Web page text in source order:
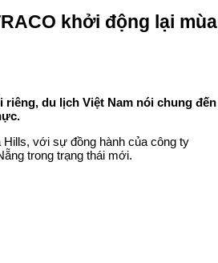
khởi động lại mùa
du lịch Việt Nam nói chung đến
Hills, với sự đồng hành của công ty
trong trạng thái mới.